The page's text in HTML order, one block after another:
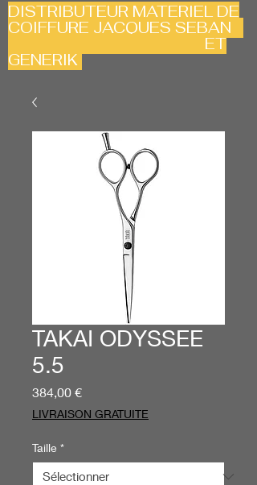
DISTRIBUTEUR MATERIEL DE
COIFFURE JACQUES SEBAN
ET
GENERIK
TAKAI ODYSSEE
5.5
384,00 €Prix
LIVRAISON GRATUITE
Taille *